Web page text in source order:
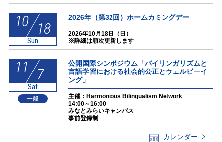
10 18
Sun
2026年（第32回）ホームカミングデー
2026年10月18日（日）
※詳細は順次更新します
11 7
Sat
一般
公開国際シンポジウム「バイリンガリズムと
言語学習における社会的公正とウェルビーイ
ング」
主催：Harmonious Bilingualism Network
14:00～16:00
みなとみらいキャンパス
事前登録制
カレンダー